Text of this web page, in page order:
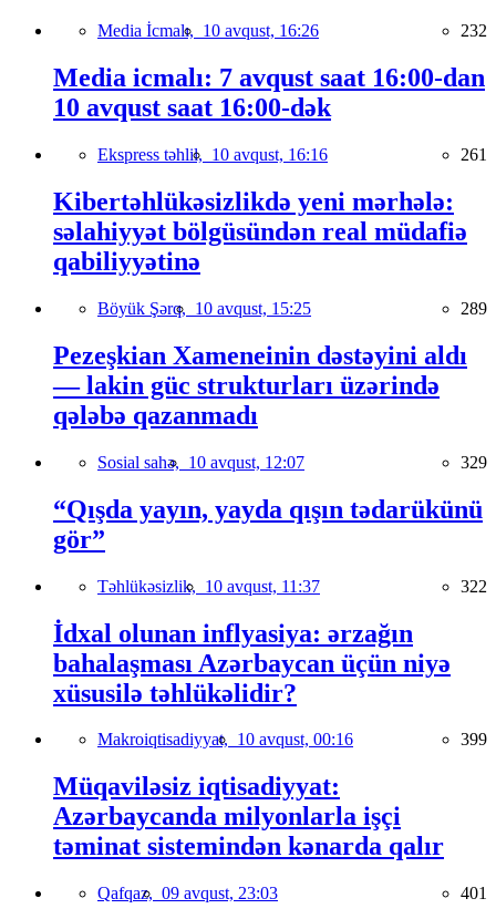
Media İcmalı, 10 avqust, 16:26 232
Media icmalı: 7 avqust saat 16:00-dan
10 avqust saat 16:00-dək
Ekspress təhlil, 10 avqust, 16:16 261
Kibertəhlükəsizlikdə yeni mərhələ:
səlahiyyət bölgüsündən real müdafiə
qabiliyyətinə
Böyük Şərq, 10 avqust, 15:25 289
Pezeşkian Xameneinin dəstəyini aldı
— lakin güc strukturları üzərində
qələbə qazanmadı
Sosial sahə, 10 avqust, 12:07 329
“Qışda yayın, yayda qışın tədarükünü
gör”
Təhlükəsizlik, 10 avqust, 11:37 322
İdxal olunan inflyasiya: ərzağın
bahalaşması Azərbaycan üçün niyə
xüsusilə təhlükəlidir?
Makroiqtisadiyyat, 10 avqust, 00:16 399
Müqaviləsiz iqtisadiyyat:
Azərbaycanda milyonlarla işçi
təminat sistemindən kənarda qalır
Qafqaz, 09 avqust, 23:03 401